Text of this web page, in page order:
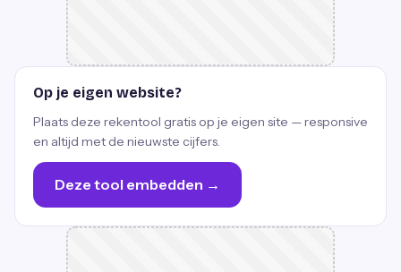
Op je eigen website?
Plaats deze rekentool gratis op je eigen site — responsive
en altijd met de nieuwste cijfers.
Deze tool embedden →